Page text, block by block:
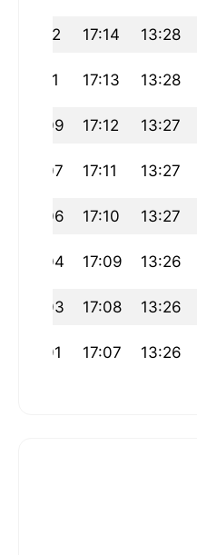
13:28
17:14
20:12
13:28
17:13
20:11
13:27
17:12
20:09
13:27
17:11
20:07
13:27
17:10
20:06
13:26
17:09
20:04
13:26
17:08
20:03
13:26
17:07
20:01